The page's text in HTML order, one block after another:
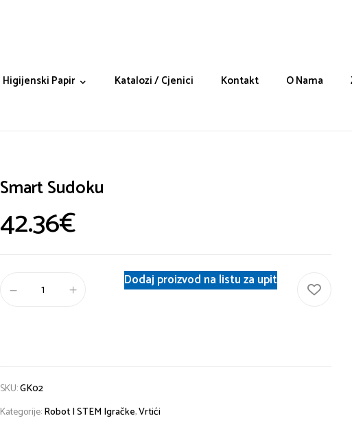
Higijenski Papir Katalozi / Cjenici Kontakt O Nama
Smart Sudoku
42.36€
Dodaj proizvod na listu za upit
SKU:GK02
Kategorije:Robot I STEM Igračke,Vrtići